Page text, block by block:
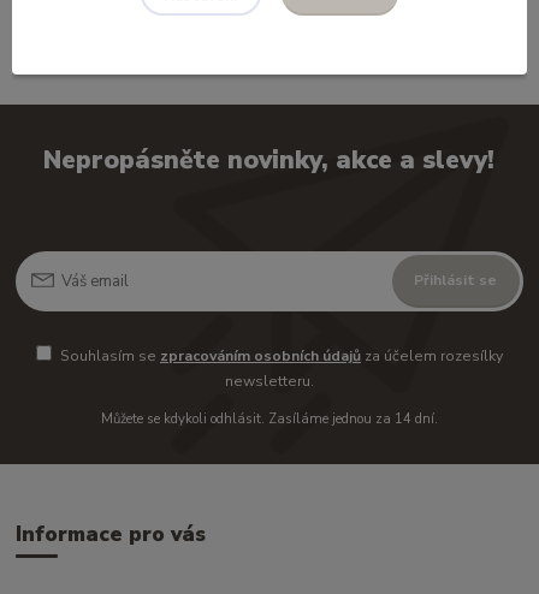
Nepropásněte novinky, akce a slevy!
Přihlásit se
Souhlasím se zpracováním osobních údajůza účelem rozesílky
newsletteru.
Můžete se kdykoli odhlásit. Zasíláme jednou za 14 dní.
Informace pro vás